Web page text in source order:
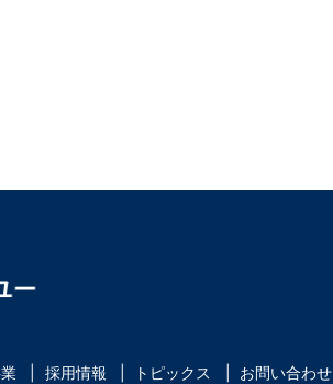
採用情報 トピックス お問い合わせ